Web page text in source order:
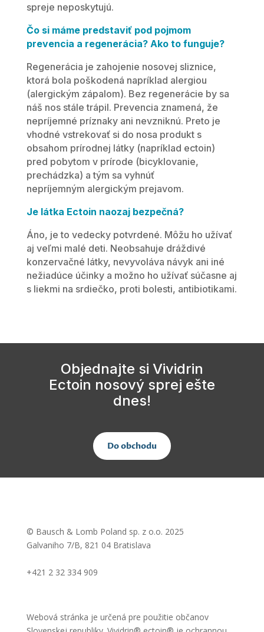
spreje neposkytujú.
Čo si máme predstaviť pod pojmom
prevencia a regenerácia? Ako to funguje?
Regenerácia je zahojenie nosovej sliznice,
ktorá bola poškodená napríklad alergiou
(alergickým zápalom). Bez regenerácie by sa
náš nos stále trápil. Prevencia znamená, že
nepríjemné príznaky ani nevzniknú. Preto je
vhodné vstrekovať si do nosa produkt s
obsahom prírodnej látky (napríklad ectoin)
pred pobytom v prírode (bicyklovanie,
prechádzka) a tým sa vyhnúť
nepríjemným alergickým prejavom.
Je látka Ectoin naozaj bezpečná?
Áno, je to vedecky potvrdené. Môžu ho užívať
aj veľmi malé deti. Neobsahuje dráždivé
konzervačné látky, nevyvoláva návyk ani iné
nežiadúce účinky a možno ho užívať súčasne aj
s liekmi na srdiečko, proti bolesti, antibiotikami.
Objednajte si Vividrin
Ectoin nosový sprej ešte
dnes!
Do obchodu
© Bausch & Lomb Poland sp. z o.o. 2025
Galvaniho 7/B, 821 04 Bratislava
+421 2 32 334 909
Webová stránka je určená pre použitie občanov